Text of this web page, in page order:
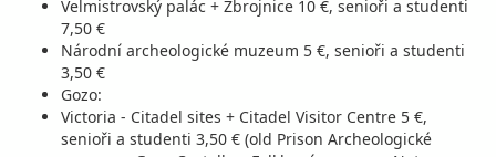
Velmistrovský palác + Zbrojnice 10 €, senioři a studenti
7,50 €
Národní archeologické muzeum 5 €, senioři a studenti
3,50 €
Gozo:
Victoria - Citadel sites + Citadel Visitor Centre 5 €,
senioři a studenti 3,50 € (old Prison Archeologické